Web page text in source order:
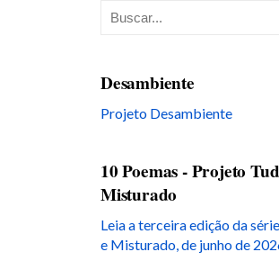
Desambiente
Projeto Desambiente
10 Poemas - Projeto
Misturado
Leia a terceira edição da
e Misturado, de junho de